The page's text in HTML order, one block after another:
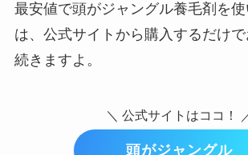
最安値で頭がジャングル養毛剤を
は、公式サイトから購入するだけ
続きますよ。
＼ 公式サイトはココ！
頭がジャングル